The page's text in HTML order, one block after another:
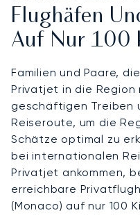
Flughäfen
Auf Nur 100
Familien und Paare,
Privatjet in die
geschäftigen Treiben
Reiseroute, um die
Schätze optimal zu
bei internationalen
Privatjet ankommen,
erreichbare
(Monaco) auf nur 100